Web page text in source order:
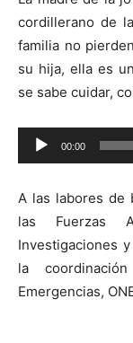
cordillerano de
familia no
su hija, ella es
se sabe cuidar,
Reproductor
de
00:00
A las labores de
las Fuerzas
Investigaciones
la
Emergencias,